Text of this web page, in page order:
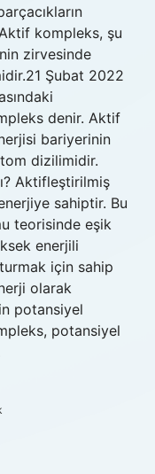
kompleks, şu
zirvesinde
Şubat 2022
denir. Aktif
bariyerinin
dizilimidir.
Aktifleştirilmiş
sahiptir. Bu
teorisinde eşik
enerjili
için sahip
olarak
potansiyel
potansiyel